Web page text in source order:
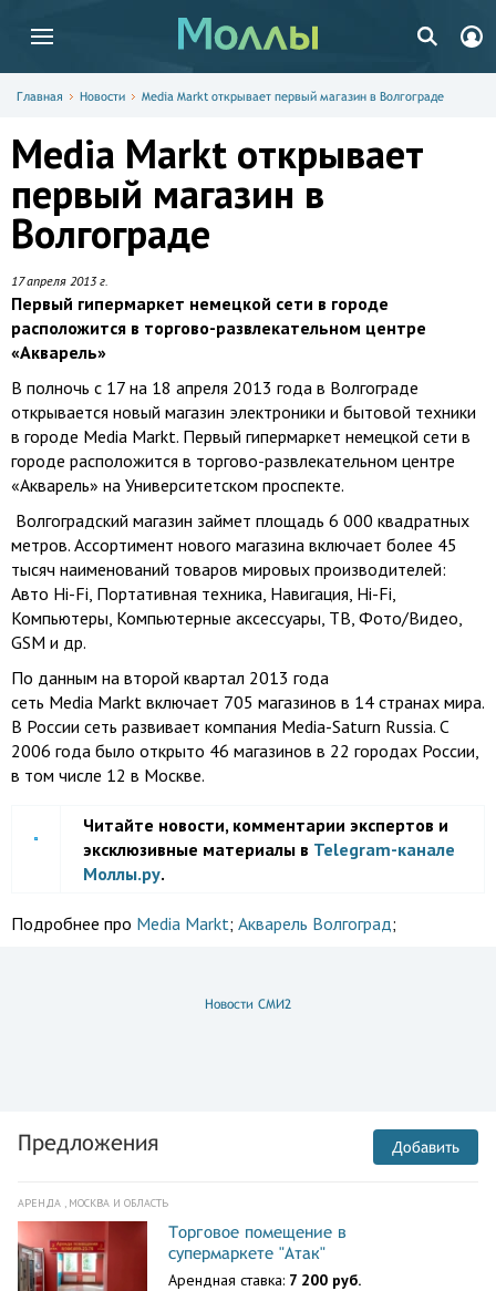
Главная Новости Media Markt открывает первый магазин в Волгограде
Media Markt открывает
первый магазин в
Волгограде
17 апреля 2013 г.
Первый гипермаркет немецкой сети в городе
расположится в торгово-развлекательном центре
«Акварель»
В полночь с 17 на 18 апреля 2013 года в Волгограде
открывается новый магазин электроники и бытовой техники
в городе Media Markt. Первый гипермаркет немецкой сети в
городе расположится в торгово-развлекательном центре
«Акварель» на Университетском проспекте.
Волгоградский магазин займет площадь 6 000 квадратных
метров. Ассортимент нового магазина включает более 45
тысяч наименований товаров мировых производителей:
Авто Hi-Fi, Портативная техника, Навигация, Hi-Fi,
Компьютеры, Компьютерные аксессуары, ТВ, Фото/Видео,
GSM и др.
По данным на второй квартал 2013 года
сеть Media Markt включает 705 магазинов в 14 странах мира.
В России сеть развивает компания Media-Saturn Russia. С
2006 года было открыто 46 магазинов в 22 городах России,
в том числе 12 в Москве.
Читайте новости, комментарии экспертов и
эксклюзивные материалы в Telegram-канале
Моллы.ру.
Подробнее про Media Markt; Акварель Волгоград;
Новости СМИ2
Предложения Добавить
АРЕНДА , МОСКВА И ОБЛАСТЬ
Торговое помещение в
супермаркете "Атак"
Арендная ставка: 7 200 руб.